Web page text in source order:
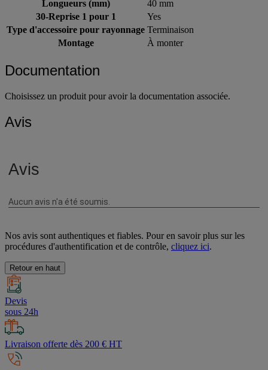
Longueurs (mm)
40 mm
30-Reprise 1 pour 1
Yes
Type d'accessoire pour rayonnage Terminaison
Montage
À monter
Documentation
Choisissez un produit pour avoir la documentation associée.
Avis
Nos avis sont authentiques et fiables. Pour en savoir plus sur les
procédures d'authentification et de contrôle, cliquez ici.
Retour en haut
Devis
sous 24h
Livraison offerte dès 200 € HT